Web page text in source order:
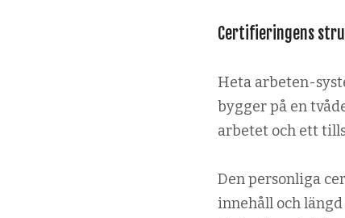
Certifieringens
Heta arbeten-
bygger på en
arbetet och ett
Den personliga
innehåll och